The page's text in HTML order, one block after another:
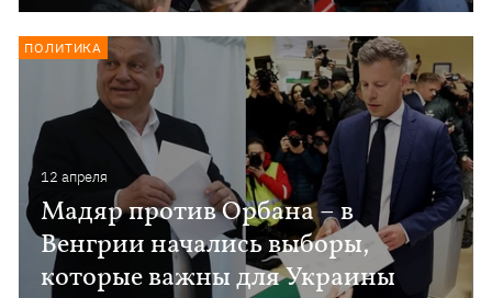
12 апреля
Мадяр против Орбана – в
Венгрии начались выборы,
которые важны для Украины
ПОЛИТИКА